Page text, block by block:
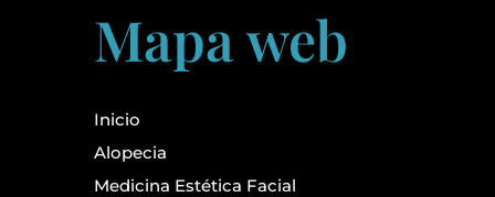
Mapa web
Inicio
Alopecia
Medicina Estética Facial